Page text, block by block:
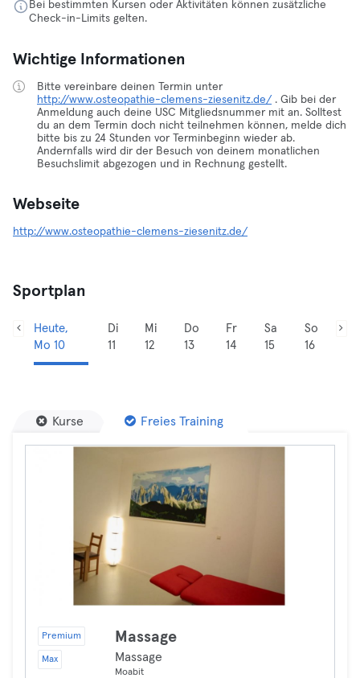
Bei bestimmten Kursen oder Aktivitäten können zusätzliche
Check-in-Limits gelten.
Wichtige Informationen
Bitte vereinbare deinen Termin unter
http://www.osteopathie-clemens-ziesenitz.de/ . Gib bei der
Anmeldung auch deine USC Mitgliedsnummer mit an. Solltest
du an dem Termin doch nicht teilnehmen können, melde dich
bitte bis zu 24 Stunden vor Terminbeginn wieder ab.
Andernfalls wird dir der Besuch von deinem monatlichen
Besuchslimit abgezogen und in Rechnung gestellt.
Webseite
http://www.osteopathie-clemens-ziesenitz.de/
Sportplan
Heute,
Mo 10
Di
11
Mi
12
Do
13
Fr
14
Sa
15
So
16
Kurse Freies Training
Premium
Max
Massage
Massage
Moabit